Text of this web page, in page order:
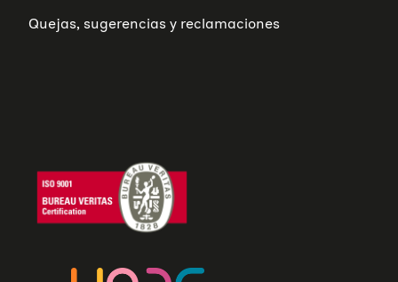
Quejas, sugerencias y reclamaciones